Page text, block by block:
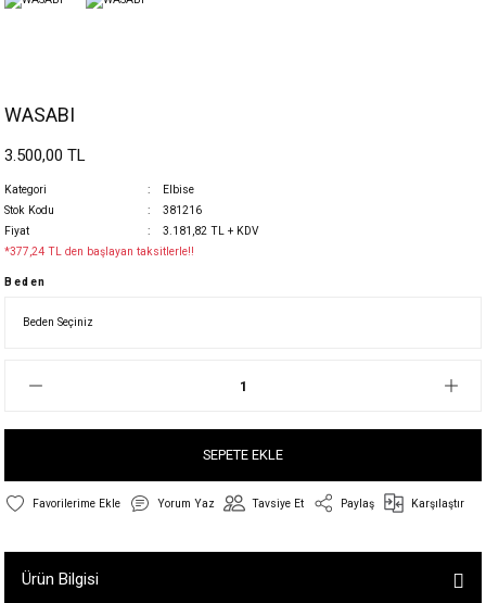
WASABI
3.500,00 TL
Kategori
Elbise
Stok Kodu
381216
Fiyat
3.181,82 TL + KDV
*377,24 TL den başlayan taksitlerle!!
Beden
SEPETE EKLE
Yorum Yaz Tavsiye Et Paylaş Karşılaştır
Ürün Bilgisi